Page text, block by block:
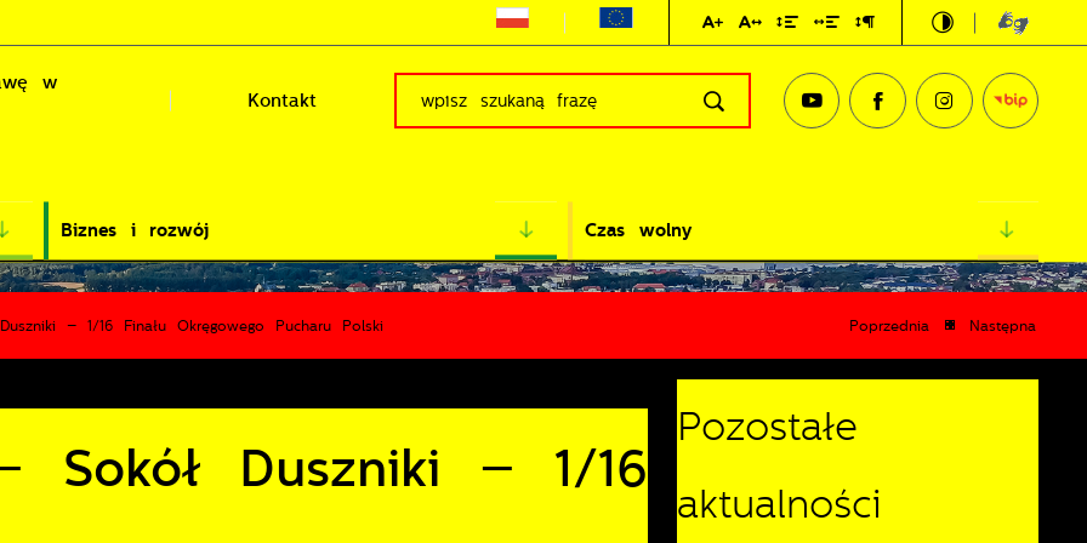
w
Kontakt
Biznes i rozwój Czas wolny
– 1/16 Finału Okręgowego Pucharu Polski Poprzednia Następna
Sokół Duszniki – 1/16
Pozostałe
aktualności